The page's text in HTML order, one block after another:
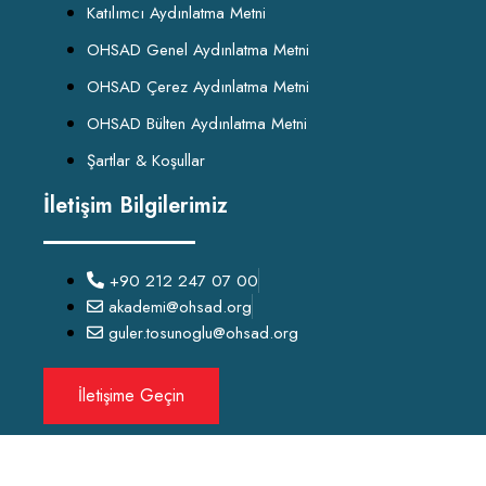
Katılımcı Aydınlatma Metni
OHSAD Genel Aydınlatma Metni
OHSAD Çerez Aydınlatma Metni
OHSAD Bülten Aydınlatma Metni
Şartlar & Koşullar
İletişim Bilgilerimiz
+90 212 247 07 00
akademi@ohsad.org
guler.tosunoglu@ohsad.org
İletişime Geçin